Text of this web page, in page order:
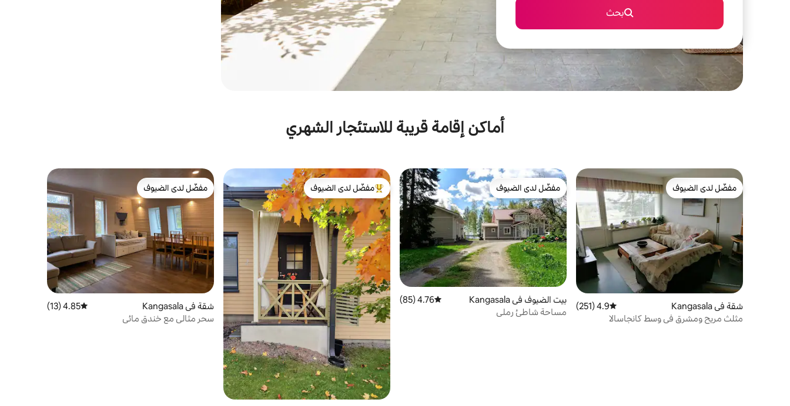
بحث
أماكن إقامة قريبة للاستئجار الشهري
مفضّل لدى الضيوف
مفضّل لدى الضيوف
شقة في Kangasala متوسط التقييم 4.9 من 5، 251 مراجعات
4.9 (251)
مثلث مريح ومشرق في وسط كانجاسالا
مفضّل لدى الضيوف
مفضّل لدى الضيوف
بيت الضيوف في Kangasala متوسط التقييم 4.76 من 5، 85 مراجعات
4.76 (85)
مساحة شاطئ رملي
من أبرز البيوت المفضّلة لدى الضيوف
مفضّل لدى الضيوف
مفضّل لدى الضيوف
مفضّل لدى الضيوف
شقة في Kangasala متوسط التقييم 4.85 من 5، 13 مراجعات
4.85 (13)
سحر مثالي مع خندق مائي